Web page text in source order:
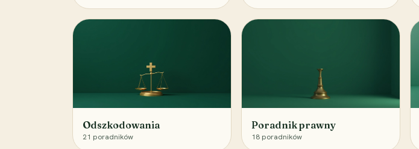
Odszkodowania
21 poradników
Poradnik prawny
18 poradników